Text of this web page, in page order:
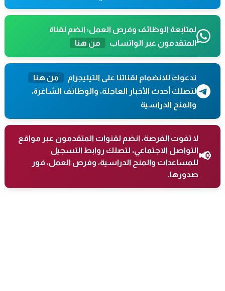
لمتابعة الوظائف وفرص العمل؛ انضم لقناة
المتقدمون عبر الواتساب
من هنا
ندعوك للانضمام لقناتنا على التيليجرام
من هنا
لتصلك أحدث الأخبار العاجلة، والوظائف الشاغرة،
والمنح الدراسية
📢
لا تفوت الفرصة، انضم لقنوات المتقدمون عبر مواقع
التواصل الاجتماعي، لتصلك روابط التسجيل
للمساعدات والمنح الدراسية، وفرص العمل، فور
صدورها.